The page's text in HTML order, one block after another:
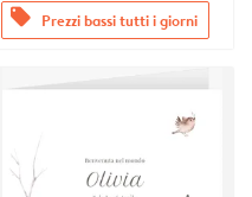
offers Prezzi bassi tutti i giorni